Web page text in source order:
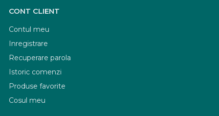
CONT CLIENT
Contul meu
Inregistrare
Recuperare parola
Istoric comenzi
Produse favorite
Cosul meu